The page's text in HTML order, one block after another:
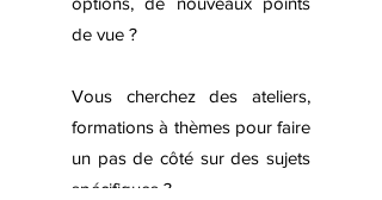
de vue ?
Vous cherchez des ateliers,
formations à thèmes pour faire
un pas de côté sur des sujets
spécifiques ?